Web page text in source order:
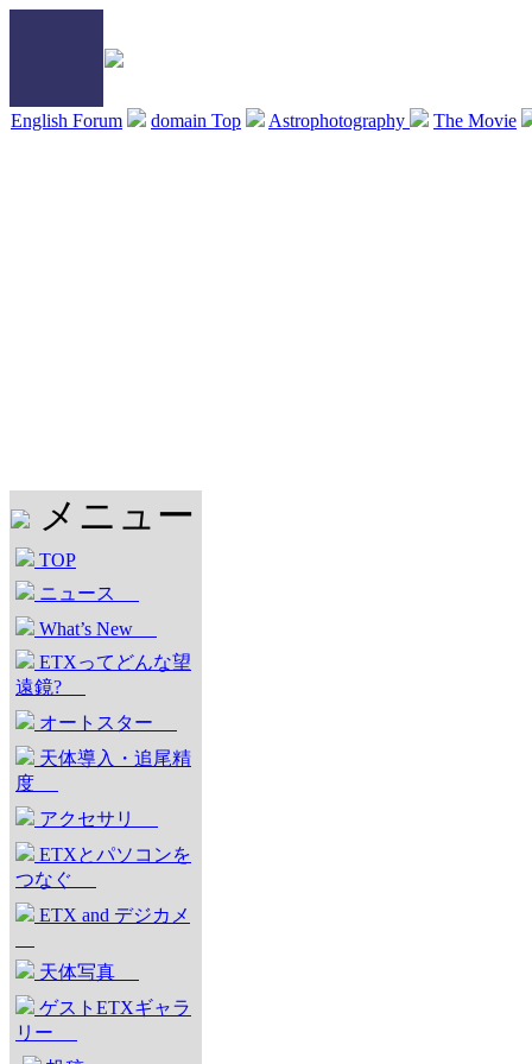
English Forum domain Top Astrophotography The Movie
メニュー
TOP
ニュース
What’s New
ETXってどんな望
遠鏡?
オートスター
天体導入・追尾精
度
アクセサリ
ETXとパソコンを
つなぐ
ETX and デジカメ
天体写真
ゲストETXギャラ
リー